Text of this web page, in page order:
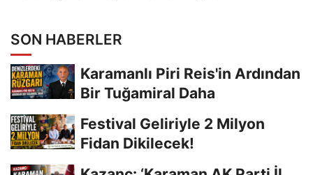
SON HABERLER
Karamanlı Piri Reis'in Ardından
Bir Tuğamiral Daha
Festival Geliriyle 2 Milyon
Fidan Dikilecek!